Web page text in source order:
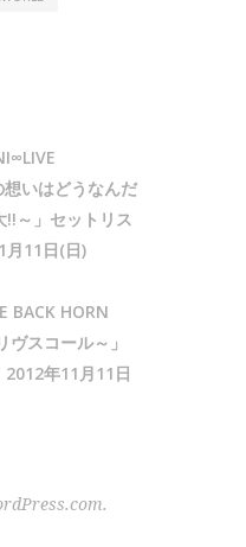
いはどうなんだ
～」セットリス
月11日(日)
BACK HORN
ヴスコール～」
年11月11日
.